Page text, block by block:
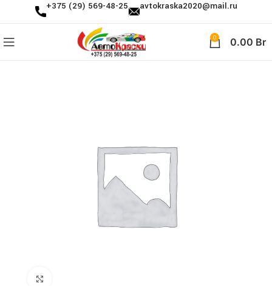
+375 (29) 569-48-25 avtokraska2020@mail.ru
0 0.00 Br